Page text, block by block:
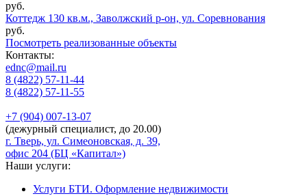
руб.
Коттедж 130 кв.м., Заволжский р-он, ул. Соревнования
руб.
Посмотреть реализованные объекты
Контакты:
ednc@mail.ru
8 (4822) 57-11-44
8 (4822) 57-11-55
+7 (904) 007-13-07
(дежурный специалист, до 20.00)
г. Тверь, ул. Симеоновская, д. 39,
офис 204 (БЦ «Капитал»)
Наши услуги:
Услуги БТИ. Оформление недвижимости